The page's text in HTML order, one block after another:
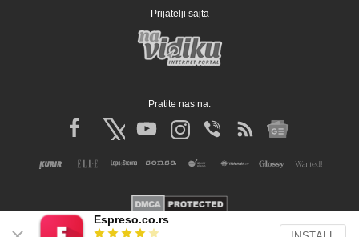
Prijatelji sajta
Pratite nas na:
Espreso.co.rs